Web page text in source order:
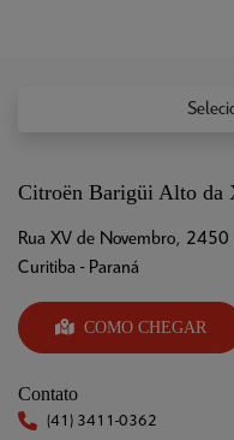
Citroën Barigüi Alto da
Rua XV de Novembro, 2450
Curitiba - Paraná
COMO CHEGAR
Contato
(41) 3411-0362